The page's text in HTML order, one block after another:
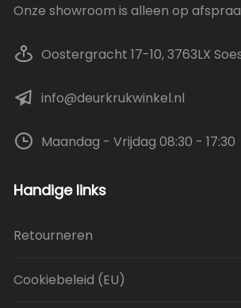
Onze showroom is alleen op
Oostergracht 17-10, 3763LX
info@deurkrukwinkel.nl
Maandag - Vrijdag 08:30 - 17:30
Handige links
Retourneren
Cookiebeleid (EU)